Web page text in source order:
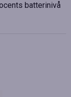
batterinivå